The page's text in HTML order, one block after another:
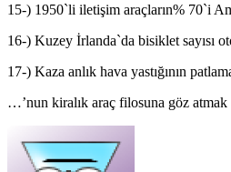
15-) 1950`li iletişim araçların% 70`i
16-) Kuzey İrlanda`da bisiklet sayısı
17-) Kaza anlık hava yastığının
…’nun kiralık araç filosuna göz atmak